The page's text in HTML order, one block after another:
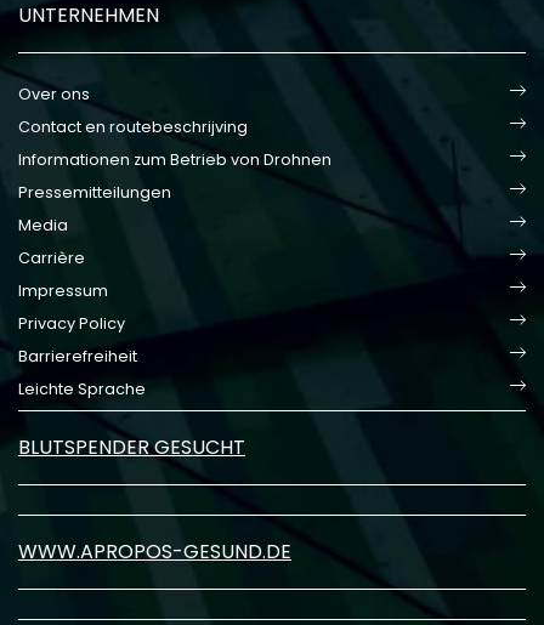
UNTERNEHMEN
Over ons
Contact en routebeschrijving
Informationen zum Betrieb von Drohnen
Pressemitteilungen
Media
Carrière
Impressum
Privacy Policy
Barrierefreiheit
Leichte Sprache
BLUTSPENDER GESUCHT
WWW.APROPOS-GESUND.DE